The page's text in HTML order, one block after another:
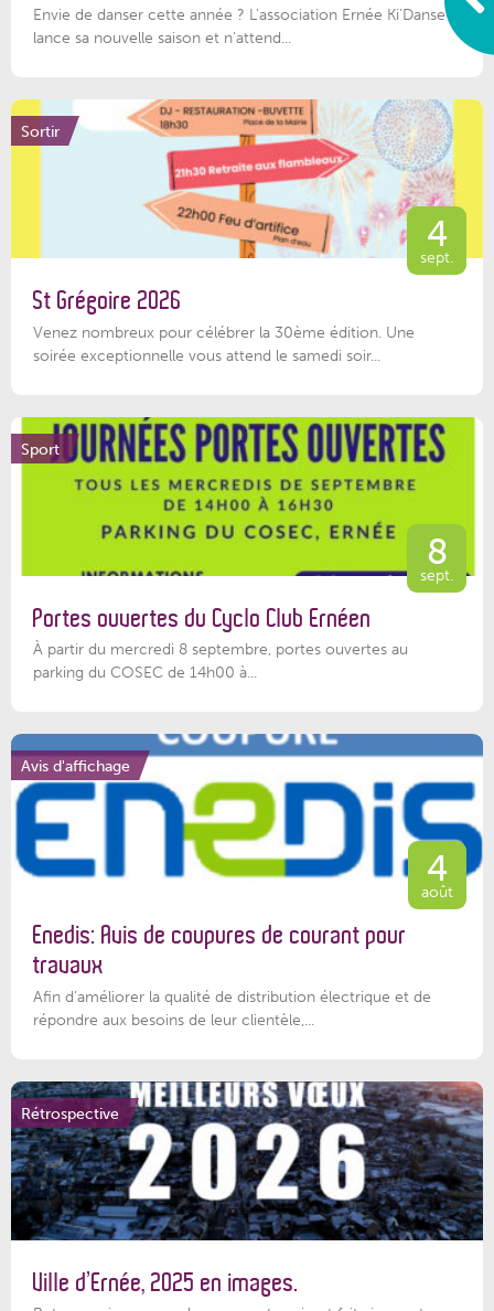
Envie de danser cette année ? L'association Ernée Ki'Danse
lance sa nouvelle saison et n'attend...
Sortir
4
sept.
St Grégoire 2026
Venez nombreux pour célébrer la 30ème édition. Une
soirée exceptionnelle vous attend le samedi soir...
Sport
8
sept.
Portes ouvertes du Cyclo Club Ernéen
À partir du mercredi 8 septembre, portes ouvertes au
parking du COSEC de 14h00 à...
Avis d'affichage
4
août
Enedis: Avis de coupures de courant pour
travaux
Afin d’améliorer la qualité de distribution électrique et de
répondre aux besoins de leur clientèle,...
Rétrospective
Ville d’Ernée, 2025 en images.